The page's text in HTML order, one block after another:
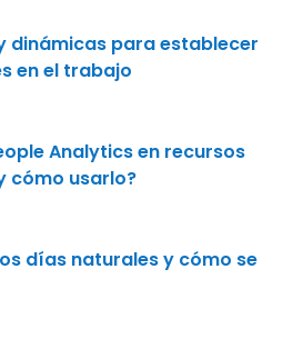
dinámicas para establecer
en el trabajo
Analytics en recursos
cómo usarlo?
días naturales y cómo se